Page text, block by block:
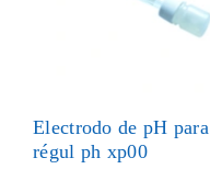
Electrodo de pH para
régul ph xp00